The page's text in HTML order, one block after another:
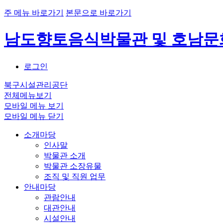
주 메뉴 바로가기 본문으로 바로가기
남도향토음식박물관 및 호남
로그인
북구시설관리공단
전체메뉴보기
모바일 메뉴 보기
모바일 메뉴 닫기
소개마당
인사말
박물관 소개
박물관 소장유물
조직 및 직원 업무
안내마당
관람안내
대관안내
시설안내